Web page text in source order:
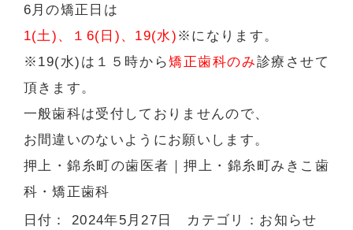
6月の矯正日は
1(土)、１6(日)、19(水) ※になります。
※19(水)は１５時から矯正歯科のみ診療させて
頂きます。
一般歯科は受付しておりませんので、
お間違いのないようにお願いします。
押上・錦糸町の歯医者 ｜押上・錦糸町みきこ歯
科・矯正歯科
日付：2024年5月27日 カテゴリ： お知らせ